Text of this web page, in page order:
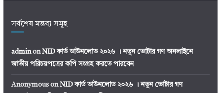
সর্বশেষ মন্তব্য সমূহ
adminonNID কার্ড ডাউনলোড ২০২৬ । নতুন ভোটার গণ অনলাইনে
জাতীয় পরিচয়পত্রের কপি সংগ্রহ করতে পারবেন
AnonymousonNID কার্ড ডাউনলোড ২০২৬ । নতুন ভোটার গণ